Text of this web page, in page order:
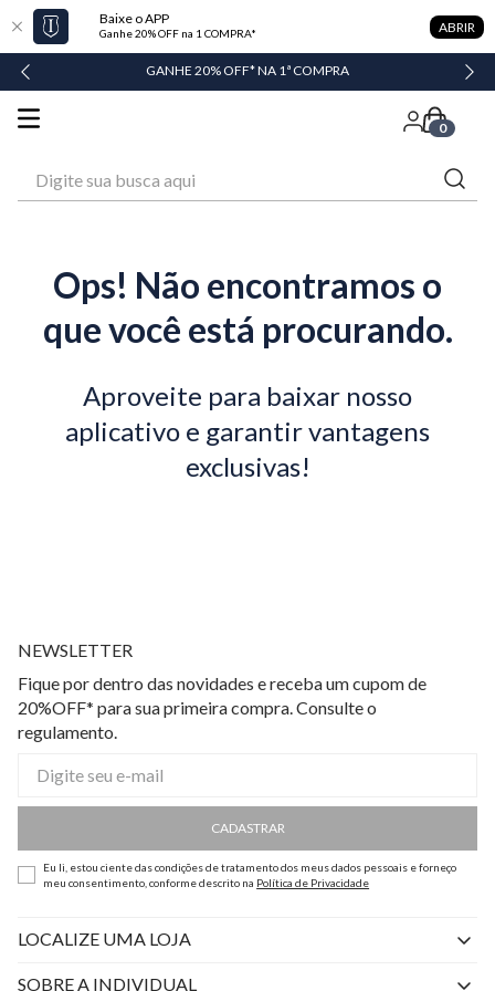
Baixe o APP
Ganhe 20% OFF na 1 COMPRA* ABRIR
GANHE 20% OFF* NA 1ª COMPRA
0
Ops! Não encontramos o
que você está procurando.
Aproveite para baixar nosso
aplicativo e garantir vantagens
exclusivas!
NEWSLETTER
Fique por dentro das novidades e receba um cupom de
20%OFF* para sua primeira compra. Consulte o
regulamento.
CADASTRAR
Eu li, estou ciente das condições de tratamento dos meus dados pessoais e forneço
meu consentimento, conforme descrito na Política de Privacidade
LOCALIZE UMA LOJA
SOBRE A INDIVIDUAL